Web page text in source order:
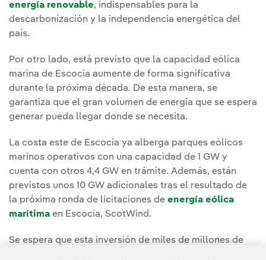
energía renovable, indispensables para la
descarbonización y la independencia energética del
país.
Por otro lado, está previsto que la capacidad eólica
marina de Escocia aumente de forma significativa
durante la próxima década. De esta manera, se
garantiza que el gran volumen de energía que se espera
generar pueda llegar donde se necesita.
La costa este de Escocia ya alberga parques eólicos
marinos operativos con una capacidad de 1 GW y
cuenta con otros 4,4 GW en trámite. Además, están
previstos unos 10 GW adicionales tras el resultado de
la próxima ronda de licitaciones de energía eólica
marítima en Escocia, ScotWind.
Se espera que esta inversión de miles de millones de